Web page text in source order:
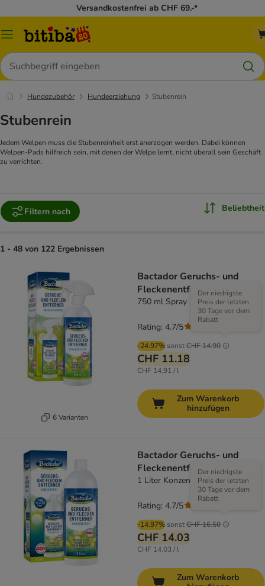
Versandkostenfrei ab CHF 69.-*
Menü
Suchen
Hundezubehör Hundeerziehung Stubenrein
Stubenrein
Jedem Welpen muss die Stubenreinheit erst anerzogen werden. Dabei können
Welpen-Pads hilfreich sein, mit denen der Welpe lernt, nicht überall sein Geschäft
zu verrichten.
Filtern nach Beliebtheit
1 - 48 von 122 Ergebnissen
6 Varianten
Bactador Geruchs- und
Fleckenentferner
750 ml Spray
-24.97% sonstCHF 14.90
Der niedrigste
Preis der letzten
30 Tage vor dem
Rabatt
CHF 11.18
CHF 14.91 / l
Rating: 4.7/5
Zum Warenkorb
hinzufügen
Bactador Geruchs- und
Fleckenentferner
1 Liter Konzentrat
-14.97% sonstCHF 16.50
Der niedrigste
Preis der letzten
30 Tage vor dem
Rabatt
CHF 14.03
CHF 14.03 / l
Rating: 4.7/5
Zum Warenkorb